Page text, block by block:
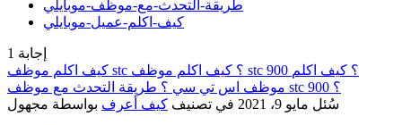
طريقة-التحدث-مع-موظف-موبايلي
كيف-اكلم-عميل-موبايلي
1 إجابة
كيف اكلم موظف stc ؟ كيف اكلم موظف stc 900 ؟ كيف اكلم
موظف اس تي سي ؟ طريقة التحدث مع موظف stc 900 ؟
سُئل مايو 9، 2021 في تصنيف كيف أعرف بواسطة مجهول